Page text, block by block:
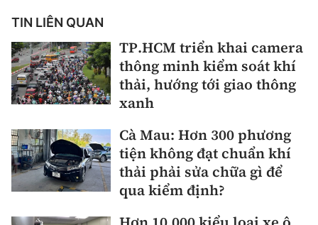
TIN LIÊN QUAN
TP.HCM triển khai camera
thông minh kiểm soát khí
thải, hướng tới giao thông
xanh
Cà Mau: Hơn 300 phương
tiện không đạt chuẩn khí
thải phải sửa chữa gì để
qua kiểm định?